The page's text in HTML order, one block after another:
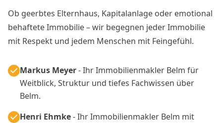
Ob geerbtes Elternhaus, Kapitalanlage oder emotional
behaftete Immobilie – wir begegnen jeder Immobilie
mit Respekt und jedem Menschen mit Feingefühl.
Markus Meyer- Ihr Immobilienmakler Belm für
Weitblick, Struktur und tiefes Fachwissen über
Belm.
Henri Ehmke- Ihr Immobilienmakler Belm mit